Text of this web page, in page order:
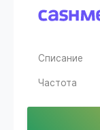
Списание
Частота